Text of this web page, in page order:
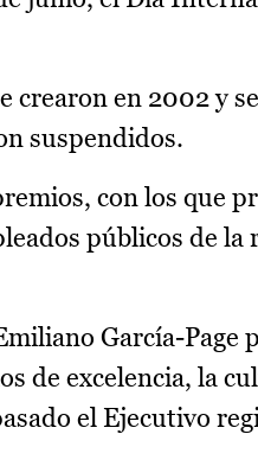
crearon en 2002 y
suspendidos.
con los que
públicos de la
García-Page
de excelencia, la
el Ejecutivo